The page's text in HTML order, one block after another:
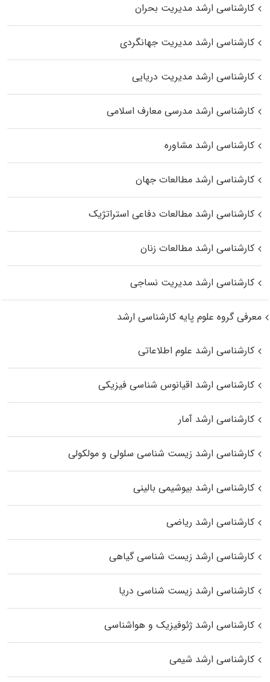
کارشناسی ارشد مدیریت بحران
کارشناسی ارشد مدیریت جهانگردی
کارشناسی ارشد مدیریت دریایی
کارشناسی ارشد مدرسی معارف اسلامی
کارشناسی ارشد مشاوره
کارشناسی ارشد مطالعات جهان
کارشناسی ارشد مطالعات دفاعی استراتژیک
کارشناسی ارشد مطالعات زنان
کارشناسی ارشد مدیریت نساجی
معرفی گروه علوم پایه کارشناسی ارشد
کارشناسی ارشد علوم اطلاعاتی
کارشناسی ارشد اقیانوس‌ شناسی فیزیکی
کارشناسی ارشد آمار
کارشناسی ارشد زیست شناسی سلولی و مولکولی
کارشناسی ارشد بیوشیمی بالینی
کارشناسی ارشد ریاضی
کارشناسی ارشد زیست‌ شناسی گیاهی
کارشناسی ارشد زیست‌ شناسی دریا
کارشناسی ارشد ژئوفیزیک و هواشناسی
کارشناسی ارشد شیمی